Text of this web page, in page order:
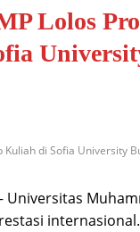
Lolos
di Sofia University
Universitas